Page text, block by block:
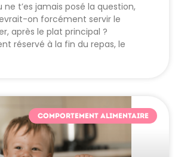
t’es jamais posé la question,
on forcément servir le
après le plat principal ?
réservé à la fin du repas, le
COMPORTEMENT ALIMENTAIRE